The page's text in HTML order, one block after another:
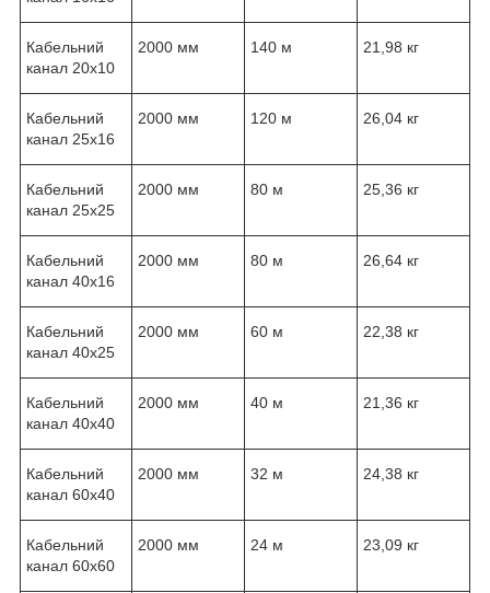
Кабельний
канал 20x10
2000 мм 140 м 21,98 кг
Кабельний
канал 25x16
2000 мм 120 м 26,04 кг
Кабельний
канал 25x25
2000 мм 80 м 25,36 кг
Кабельний
канал 40x16
2000 мм 80 м 26,64 кг
Кабельний
канал 40x25
2000 мм 60 м 22,38 кг
Кабельний
канал 40x40
2000 мм 40 м 21,36 кг
Кабельний
канал 60x40
2000 мм 32 м 24,38 кг
Кабельний
канал 60x60
2000 мм 24 м 23,09 кг